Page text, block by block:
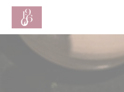
Personalizzazione delle tue scelte